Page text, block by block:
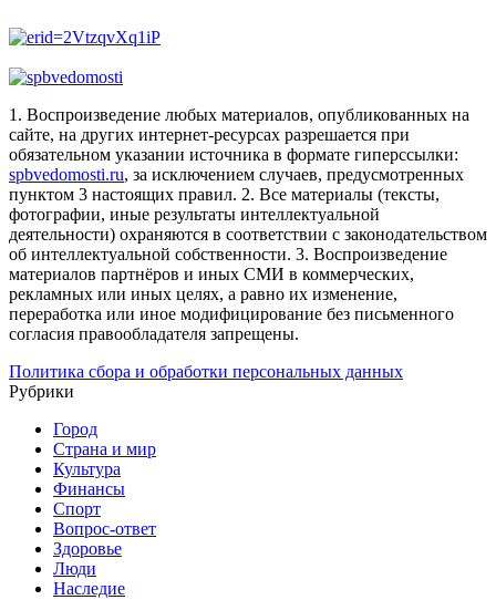
1. Воспроизведение любых материалов, опубликованных на
сайте, на других интернет-ресурсах разрешается при
обязательном указании источника в формате гиперссылки:
spbvedomosti.ru, за исключением случаев, предусмотренных
пунктом 3 настоящих правил. 2. Все материалы (тексты,
фотографии, иные результаты интеллектуальной
деятельности) охраняются в соответствии с законодательством
об интеллектуальной собственности. 3. Воспроизведение
материалов партнёров и иных СМИ в коммерческих,
рекламных или иных целях, а равно их изменение,
переработка или иное модифицирование без письменного
согласия правообладателя запрещены.
Политика сбора и обработки персональных данных
Рубрики
Город
Страна и мир
Культура
Финансы
Спорт
Вопрос-ответ
Здоровье
Люди
Наследие